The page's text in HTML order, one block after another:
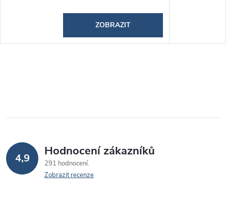
ZOBRAZIT
4,9 Hodnocení zákazníků
291 hodnocení
Zobrazit recenze